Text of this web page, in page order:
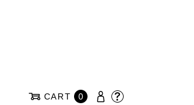
CART 0